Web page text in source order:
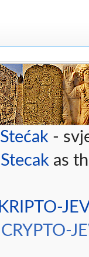
Stećak -
Stecak as
KRIPTO-
CRYPTO-